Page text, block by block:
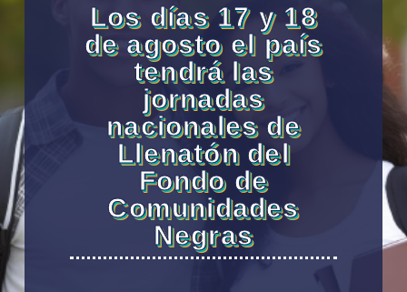
Los días 17 y 18
de agosto el país
tendrá las
jornadas
nacionales de
Llenatón del
Fondo de
Comunidades
Negras